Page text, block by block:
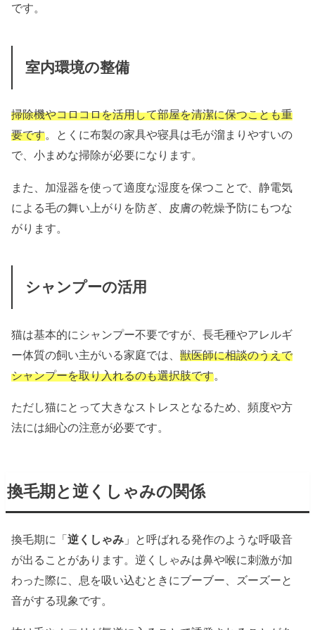
です。
室内環境の整備
掃除機やコロコロを活用して部屋を清潔に保つことも重
要です。とくに布製の家具や寝具は毛が溜まりやすいの
で、小まめな掃除が必要になります。
また、加湿器を使って適度な湿度を保つことで、静電気
による毛の舞い上がりを防ぎ、皮膚の乾燥予防にもつな
がります。
シャンプーの活用
猫は基本的にシャンプー不要ですが、長毛種やアレルギ
ー体質の飼い主がいる家庭では、獣医師に相談のうえで
シャンプーを取り入れるのも選択肢です。
ただし猫にとって大きなストレスとなるため、頻度や方
法には細心の注意が必要です。
換毛期と逆くしゃみの関係
換毛期に「逆くしゃみ 」と呼ばれる発作のような呼吸音
が出ることがあります。逆くしゃみは鼻や喉に刺激が加
わった際に、息を吸い込むときにブーブー、ズーズーと
音がする現象です。